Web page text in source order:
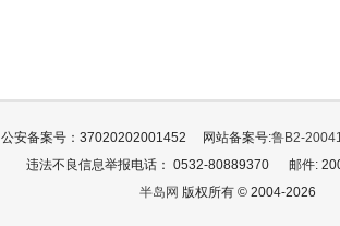
公安备案号：37020202001452 网站备案号:鲁B2-
违法不良信息举报电话： 0532-80889370
邮件:
半岛网 版权所有 © 2004-2026